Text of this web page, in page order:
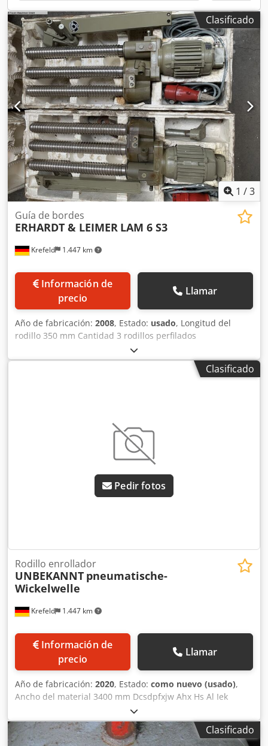
Clasificado
1 /3
Krefeld 1.447 km
Guía de bordes
ERHARDT & LEIMER LAM 6 S3
Información de
precio
Llamar
Año de fabricación: 2008, Estado: usado, Longitud del
rodillo 350 mm Cantidad 3 rodillos perfilados
Accionamiento eléctrico kW 1 par de desenrolladores de
cantos usados, como guía de banda para bordes textiles
enrollables (género de punto) Tipo LAM 6 S3, conClasificado
Pedir fotos
Krefeld 1.447 km
Rodillo enrollador
UNBEKANNT pneumatische-
Wickelwelle
Información de
precio
Llamar
Año de fabricación: 2020, Estado: como nuevo (usado),
Ancho del material 3400 mm Dcsdpfxjw Ahx Hs Al Iek
Ancho del rodillo 3600 mm Diámetro 60 mm Diámetro del
núcleo de cartón 3 pulgadas Diámetro del muñón de
rodamiento 30 mm – cuadrado Longitud total 3640 mm
Clasificado